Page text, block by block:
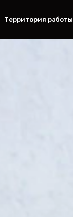
Территория работы